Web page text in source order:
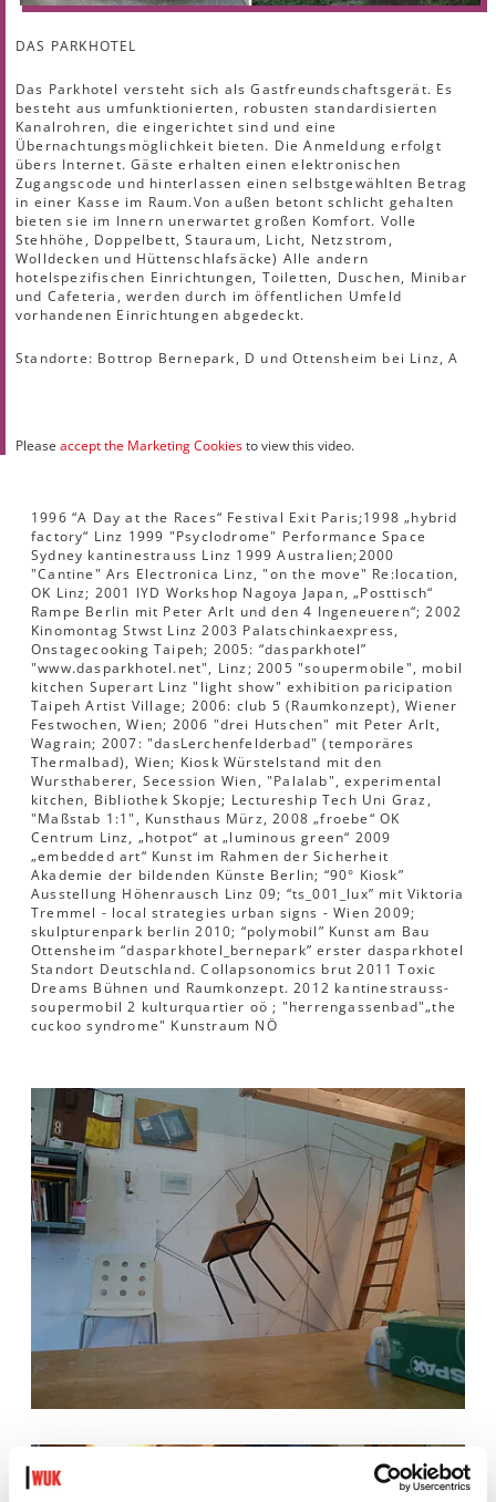
DAS PARKHOTEL
Das Parkhotel versteht sich als Gastfreundschaftsgerät. Es
besteht aus umfunktionierten, robusten standardisierten
Kanalrohren, die eingerichtet sind und eine
Übernachtungsmöglichkeit bieten. Die Anmeldung erfolgt
übers Internet. Gäste erhalten einen elektronischen
Zugangscode und hinterlassen einen selbstgewählten Betrag
in einer Kasse im Raum.Von außen betont schlicht gehalten
bieten sie im Innern unerwartet großen Komfort. Volle
Stehhöhe, Doppelbett, Stauraum, Licht, Netzstrom,
Wolldecken und Hüttenschlafsäcke) Alle andern
hotelspezifischen Einrichtungen, Toiletten, Duschen, Minibar
und Cafeteria, werden durch im öffentlichen Umfeld
vorhandenen Einrichtungen abgedeckt.
Standorte: Bottrop Bernepark, D und Ottensheim bei Linz, A
Please accept the Marketing Cookiesto view this video.
1996 “A Day at the Races“ Festival Exit Paris;1998 „hybrid
factory“ Linz 1999 "Psyclodrome" Performance Space
Sydney kantinestrauss Linz 1999 Australien;2000
"Cantine" Ars Electronica Linz, "on the move" Re:location,
OK Linz; 2001 IYD Workshop Nagoya Japan, „Posttisch“
Rampe Berlin mit Peter Arlt und den 4 Ingeneueren“; 2002
Kinomontag Stwst Linz 2003 Palatschinkaexpress,
Onstagecooking Taipeh; 2005: “dasparkhotel”
"www.dasparkhotel.net", Linz; 2005 "soupermobile", mobil
kitchen Superart Linz "light show" exhibition paricipation
Taipeh Artist Village; 2006: club 5 (Raumkonzept), Wiener
Festwochen, Wien; 2006 "drei Hutschen" mit Peter Arlt,
Wagrain; 2007: "dasLerchenfelderbad" (temporäres
Thermalbad), Wien; Kiosk Würstelstand mit den
Wursthaberer, Secession Wien, "Palalab", experimental
kitchen, Bibliothek Skopje; Lectureship Tech Uni Graz,
"Maßstab 1:1", Kunsthaus Mürz, 2008 „froebe“ OK
Centrum Linz, „hotpot“ at „luminous green“ 2009
„embedded art“ Kunst im Rahmen der Sicherheit
Akademie der bildenden Künste Berlin; “90° Kiosk”
Ausstellung Höhenrausch Linz 09; “ts_001_lux” mit Viktoria
Tremmel - local strategies urban signs - Wien 2009;
skulpturenpark berlin 2010; “polymobil” Kunst am Bau
Ottensheim “dasparkhotel_bernepark” erster dasparkhotel
Standort Deutschland. Collapsonomics brut 2011 Toxic
Dreams Bühnen und Raumkonzept. 2012 kantinestrauss-
soupermobil 2 kulturquartier oö ; "herrengassenbad"„the
cuckoo syndrome" Kunstraum NÖ